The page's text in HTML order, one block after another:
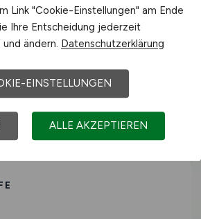
in Burgdorf
Link "Cookie-Einstellungen" am Ende
Ihre Entscheidung jederzeit
ändern. Datenschutzerklärung
EINSTELLUNGEN
ALLE AKZEPTIEREN